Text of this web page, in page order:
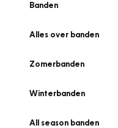
Banden
Alles over banden
Zomerbanden
Winterbanden
All season banden